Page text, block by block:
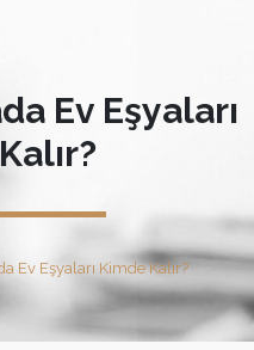
Ev Eşyaları
Ev Eşyaları Kimde Kalır?